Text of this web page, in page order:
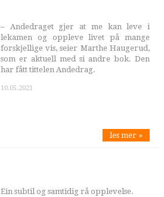
– Andedraget gjer at me kan leve i
lekamen og oppleve livet på mange
forskjellige vis, seier Marthe Haugerud,
som er aktuell med si andre bok. Den
har fått tittelen Andedrag.
10.05.2021
les mer »
Ein subtil og samtidig rå opplevelse.